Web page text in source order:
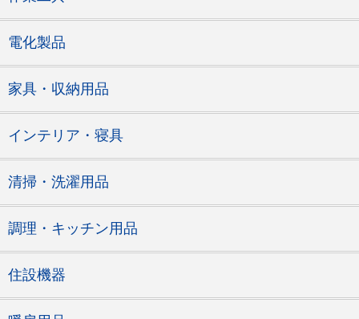
電化製品
家具・収納用品
インテリア・寝具
清掃・洗濯用品
調理・キッチン用品
住設機器